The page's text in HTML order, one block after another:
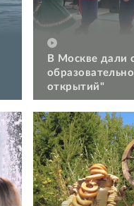
В Москве дали
открытий"